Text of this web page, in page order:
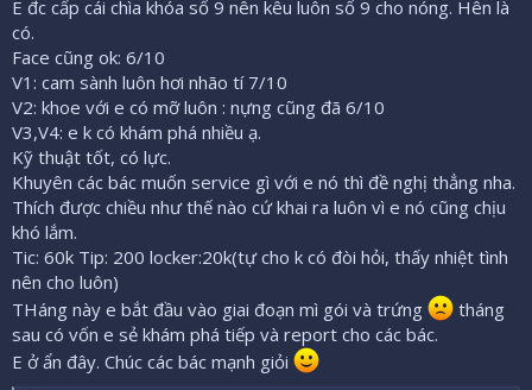
E đc cấp cái chìa khóa số 9 nên kêu luôn số 9 cho nóng. Hên là
có.
Face cũng ok: 6/10
V1: cam sành luôn hơi nhão tí 7/10
V2: khoe với e có mỡ luôn : nựng cũng đã 6/10
V3,V4: e k có khám phá nhiều ạ.
Kỹ thuật tốt, có lực.
Khuyên các bác muốn service gì với e nó thì đề nghị thẳng nha.
Thích được chiều như thế nào cứ khai ra luôn vì e nó cũng chịu
khó lắm.
Tic: 60k Tip: 200 locker:20k(tự cho k có đòi hỏi, thấy nhiệt tình
nên cho luôn)
THáng này e bắt đầu vào giai đoạn mì gói và trứng
tháng
sau có vốn e sẻ khám phá tiếp và report cho các bác.
E ở ẩn đây. Chúc các bác mạnh giỏi